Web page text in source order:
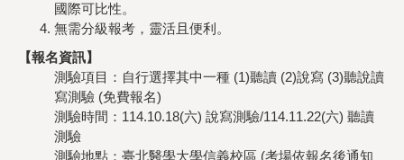
國際可比性。
無需分級報考，靈活且便利。
【報名資訊】
測驗項目：自行選擇其中一種 (1)聽讀 (2)說寫 (3)聽說讀
寫測驗 (免費報名)
測驗時間：114.10.18(六) 說寫測驗/114.11.22(六) 聽讀
測驗
測驗地點：臺北醫學大學信義校區 (考場依報名後通知